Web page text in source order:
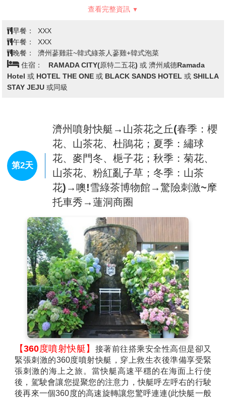
息日，則改由中央地下街替代，敬請見諒。
查看完整資訊
早餐：
XXX
午餐：
XXX
晚餐：
濟州蔘雞莊~韓式綠茶人蔘雞+韓式泡菜
住宿：
RAMADA CITY(原特二五花) 或 濟州咸德Ramada
Hotel 或 HOTEL THE ONE 或 BLACK SANDS HOTEL 或 SHILLA
STAY JEJU 或同級
第2天
濟州噴射快艇→山茶花之丘(春季：櫻
花、山茶花、杜鵑花；夏季：繡球
花、麥門冬、梔子花；秋季：菊花、
山茶花、粉紅亂子草；冬季：山茶
花)→噢!雪綠茶博物館→驚險刺激~摩
托車秀→蓮洞商圈
【360度噴射快艇】 接著前往搭乘安全性高但是卻又
緊張刺激的360度噴射快艇，穿上救生衣後準備享受緊
張刺激的海上之旅。當快艇高速平穩的在海面上行使
後，駕駛會讓您提聚您的注意力，快艇呼左呼右的行駛
後再來一個360度的高速旋轉讓您驚呼連連(此快艇一般